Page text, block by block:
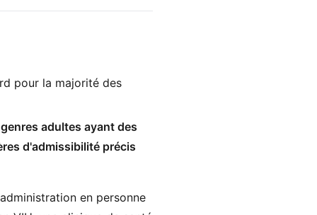
pour la majorité des
adultes ayant des
d'admissibilité précis
en personne